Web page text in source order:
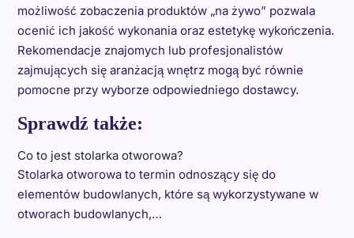
możliwość zobaczenia produktów „na żywo” pozwala
ocenić ich jakość wykonania oraz estetykę wykończenia.
Rekomendacje znajomych lub profesjonalistów
zajmujących się aranżacją wnętrz mogą być równie
pomocne przy wyborze odpowiedniego dostawcy.
Sprawdź także:
Co to jest stolarka otworowa?
Stolarka otworowa to termin odnoszący się do
elementów budowlanych, które są wykorzystywane w
otworach budowlanych,…